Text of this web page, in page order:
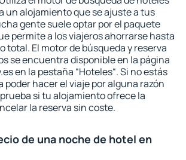
un alojamiento que se ajuste a tus
gente suele optar por el paquete
permite a los viajeros ahorrarse hasta
total. El motor de búsqueda y reserva
se encuentra disponible en la página
en la pestaña “Hoteles“. Si no estás
poder hacer el viaje por alguna razón
si tu alojamiento ofrece la
la reserva sin coste.
de una noche de hotel en